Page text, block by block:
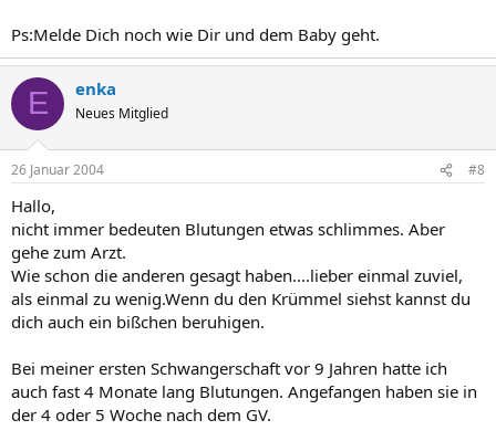
Ps:Melde Dich noch wie Dir und dem Baby geht.
E enka
Neues Mitglied
26 Januar 2004 #8
Hallo,
nicht immer bedeuten Blutungen etwas schlimmes. Aber
gehe zum Arzt.
Wie schon die anderen gesagt haben....lieber einmal zuviel,
als einmal zu wenig.Wenn du den Krümmel siehst kannst du
dich auch ein bißchen beruhigen.
Bei meiner ersten Schwangerschaft vor 9 Jahren hatte ich
auch fast 4 Monate lang Blutungen. Angefangen haben sie in
der 4 oder 5 Woche nach dem GV.